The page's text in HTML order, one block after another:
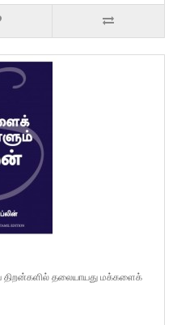
திறன்களில் தலையாயது மக்களைக்